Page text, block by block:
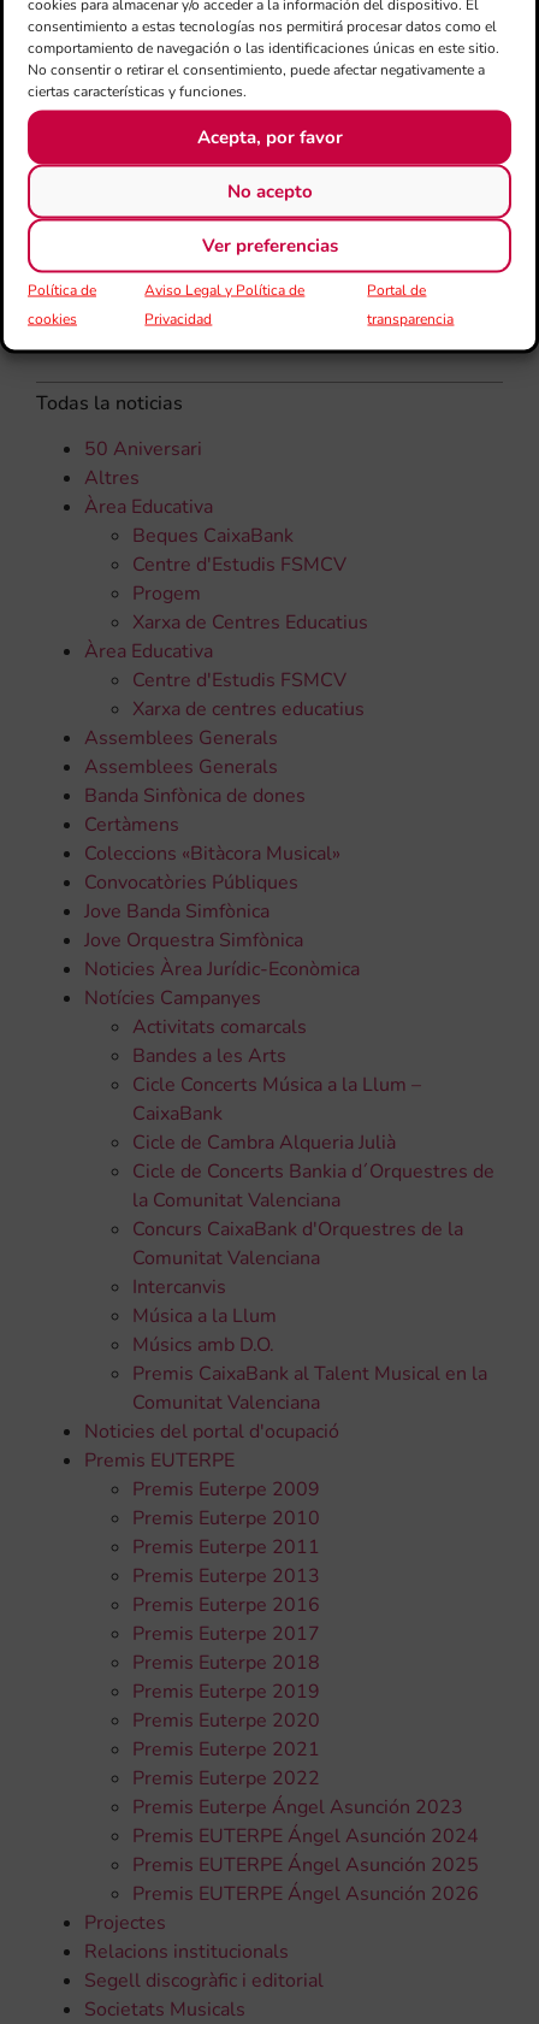
consentimiento a estas tecnologías nos permitirá procesar datos como el
comportamiento de navegación o las identificaciones únicas en este sitio.
No consentir o retirar el consentimiento, puede afectar negativamente a
ciertas características y funciones.
Acepta, por favor
No acepto
Ver preferencias
Política de
cookies
Aviso Legal y Política de
Privacidad
Portal de
transparencia
CATEGORÍAS
Todas la noticias
50 Aniversari
Altres
Àrea Educativa
Beques CaixaBank
Centre d'Estudis FSMCV
Progem
Xarxa de Centres Educatius
Àrea Educativa
Centre d'Estudis FSMCV
Xarxa de centres educatius
Assemblees Generals
Assemblees Generals
Banda Sinfònica de dones
Certàmens
Coleccions «Bitàcora Musical»
Convocatòries Públiques
Jove Banda Simfònica
Jove Orquestra Simfònica
Noticies Àrea Jurídic-Econòmica
Notícies Campanyes
Activitats comarcals
Bandes a les Arts
Cicle Concerts Música a la Llum –
CaixaBank
Cicle de Cambra Alqueria Julià
Cicle de Concerts Bankia d´Orquestres de
la Comunitat Valenciana
Concurs CaixaBank d'Orquestres de la
Comunitat Valenciana
Intercanvis
Música a la Llum
Músics amb D.O.
Premis CaixaBank al Talent Musical en la
Comunitat Valenciana
Noticies del portal d'ocupació
Premis EUTERPE
Premis Euterpe 2009
Premis Euterpe 2010
Premis Euterpe 2011
Premis Euterpe 2013
Premis Euterpe 2016
Premis Euterpe 2017
Premis Euterpe 2018
Premis Euterpe 2019
Premis Euterpe 2020
Premis Euterpe 2021
Premis Euterpe 2022
Premis Euterpe Ángel Asunción 2023
Premis EUTERPE Ángel Asunción 2024
Premis EUTERPE Ángel Asunción 2025
Premis EUTERPE Ángel Asunción 2026
Projectes
Relacions institucionals
Segell discogràfic i editorial
Societats Musicals